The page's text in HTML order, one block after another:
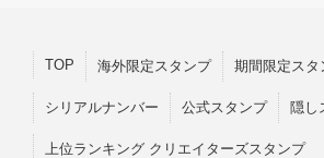
TOP 海外限定スタンプ 期間限定スタ
シリアルナンバー 公式スタンプ 隠し
上位ランキング クリエイターズスタンプ